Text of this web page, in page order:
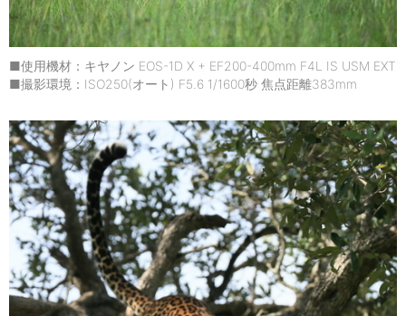
■使用機材：キヤノン EOS-1D X + EF200-400mm F4L IS USM EXT
■撮影環境：ISO250(オート) F5.6 1/1600秒 焦点距離383mm